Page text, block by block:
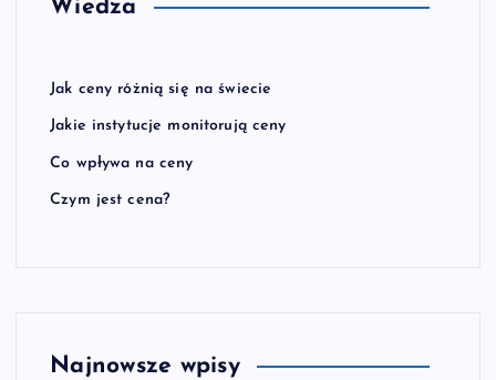
Wiedza
Jak ceny różnią się na świecie
Jakie instytucje monitorują ceny
Co wpływa na ceny
Czym jest cena?
Najnowsze wpisy